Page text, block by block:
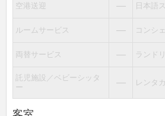
空港送迎 ― 日本語
ルームサービス ― コンシ
両替サービス ― ランド
託児施設／ベビーシッタ
ー
― レンタ